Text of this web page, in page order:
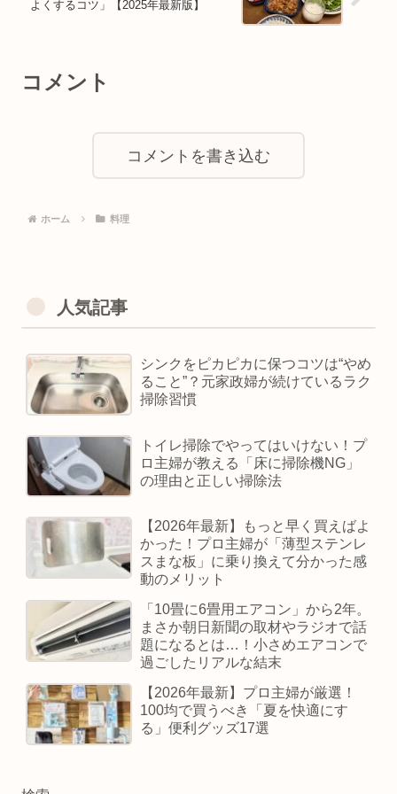
よくするコツ」【2025年最新版】
コメント
コメントを書き込む
ホーム 料理
人気記事
シンクをピカピカに保つコツは“やめ
ること”？元家政婦が続けているラク
掃除習慣
トイレ掃除でやってはいけない！プ
ロ主婦が教える「床に掃除機NG」
の理由と正しい掃除法
【2026年最新】もっと早く買えばよ
かった！プロ主婦が「薄型ステンレ
スまな板」に乗り換えて分かった感
動のメリット
「10畳に6畳用エアコン」から2年。
まさか朝日新聞の取材やラジオで話
題になるとは…！小さめエアコンで
過ごしたリアルな結末
【2026年最新】プロ主婦が厳選！
100均で買うべき「夏を快適にす
る」便利グッズ17選